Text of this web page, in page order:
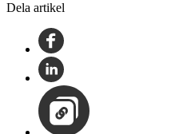
Dela artikel